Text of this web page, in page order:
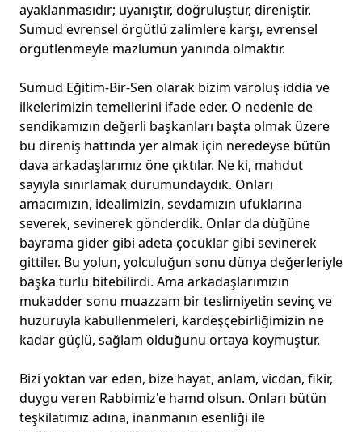
ayaklanmasıdır; uyanıştır, doğruluştur, direniştir.
Sumud evrensel örgütlü zalimlere karşı, evrensel
örgütlenmeyle mazlumun yanında olmaktır.
Sumud Eğitim-Bir-Sen olarak bizim varoluş iddia ve
ilkelerimizin temellerini ifade eder. O nedenle de
sendikamızın değerli başkanları başta olmak üzere
bu direniş hattında yer almak için neredeyse bütün
dava arkadaşlarımız öne çıktılar. Ne ki, mahdut
sayıyla sınırlamak durumundaydık. Onları
amacımızın, idealimizin, sevdamızın ufuklarına
severek, sevinerek gönderdik. Onlar da düğüne
bayrama gider gibi adeta çocuklar gibi sevinerek
gittiler. Bu yolun, yolculuğun sonu dünya değerleriyle
başka türlü bitebilirdi. Ama arkadaşlarımızın
mukadder sonu muazzam bir teslimiyetin sevinç ve
huzuruyla kabullenmeleri, kardeşçebirliğimizin ne
kadar güçlü, sağlam olduğunu ortaya koymuştur.
Bizi yoktan var eden, bize hayat, anlam, vicdan, fikir,
duygu veren Rabbimiz'e hamd olsun. Onları bütün
teşkilatımız adına, inanmanın esenliği ile